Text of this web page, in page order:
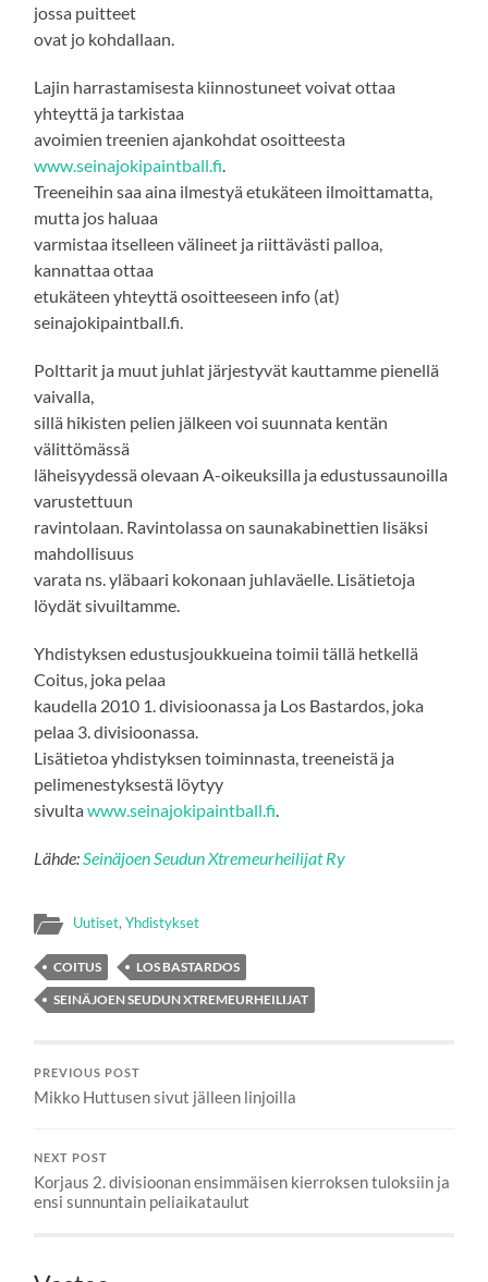
jossa puitteet
ovat jo kohdallaan.
Lajin harrastamisesta kiinnostuneet voivat ottaa
yhteyttä ja tarkistaa
avoimien treenien ajankohdat osoitteesta
www.seinajokipaintball.fi
Treeneihin saa aina ilmestyä etukäteen ilmoittamatta,
mutta jos haluaa
varmistaa itselleen välineet ja riittävästi palloa,
kannattaa ottaa
etukäteen yhteyttä osoitteeseen info (at)
seinajokipaintball.fi.
Polttarit ja muut juhlat järjestyvät kauttamme pienellä
vaivalla,
sillä hikisten pelien jälkeen voi suunnata kentän
välittömässä
läheisyydessä olevaan A-oikeuksilla ja edustussaunoilla
varustettuun
ravintolaan. Ravintolassa on saunakabinettien lisäksi
mahdollisuus
varata ns. yläbaari kokonaan juhlaväelle. Lisätietoja
löydät sivuiltamme.
Yhdistyksen edustusjoukkueina toimii tällä hetkellä
Coitus, joka pelaa
kaudella 2010 1. divisioonassa ja Los Bastardos, joka
pelaa 3. divisioonassa.
Lisätietoa yhdistyksen toiminnasta, treeneistä ja
pelimenestyksestä löytyy
sivultawww.seinajokipaintball.fi
Lähde: Seinäjoen Seudun Xtremeurheilijat Ry
Uutiset,Yhdistykset
COITUS
LOS BASTARDOS
SEINÄJOEN SEUDUN XTREMEURHEILIJAT
PREVIOUS POST
Mikko Huttusen sivut jälleen linjoilla
NEXT POST
Korjaus 2. divisioonan ensimmäisen kierroksen tuloksiin ja
ensi sunnuntain peliaikataulut